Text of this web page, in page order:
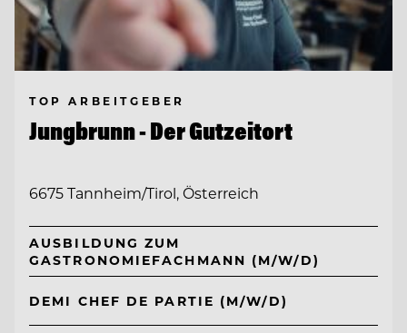
TOP ARBEITGEBER
Jungbrunn - Der Gutzeitort
6675 Tannheim/Tirol, Österreich
AUSBILDUNG ZUM
GASTRONOMIEFACHMANN (M/W/D)
DEMI CHEF DE PARTIE (M/W/D)